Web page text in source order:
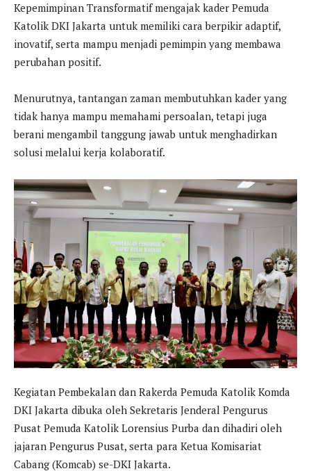
Kepemimpinan Transformatif mengajak kader Pemuda
Katolik DKI Jakarta untuk memiliki cara berpikir adaptif,
inovatif, serta mampu menjadi pemimpin yang membawa
perubahan positif.
Menurutnya, tantangan zaman membutuhkan kader yang
tidak hanya mampu memahami persoalan, tetapi juga
berani mengambil tanggung jawab untuk menghadirkan
solusi melalui kerja kolaboratif.
Kegiatan Pembekalan dan Rakerda Pemuda Katolik Komda
DKI Jakarta dibuka oleh Sekretaris Jenderal Pengurus
Pusat Pemuda Katolik Lorensius Purba dan dihadiri oleh
jajaran Pengurus Pusat, serta para Ketua Komisariat
Cabang (Komcab) se-DKI Jakarta.